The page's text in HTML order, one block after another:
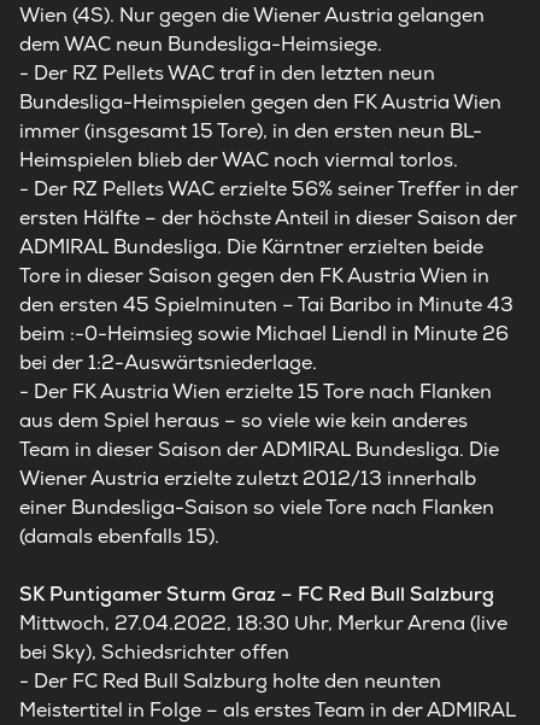
Wien (4S). Nur gegen die Wiener Austria gelangen
dem WAC neun Bundesliga-Heimsiege.
- Der RZ Pellets WAC traf in den letzten neun
Bundesliga-Heimspielen gegen den FK Austria Wien
immer (insgesamt 15 Tore), in den ersten neun BL-
Heimspielen blieb der WAC noch viermal torlos.
- Der RZ Pellets WAC erzielte 56% seiner Treffer in der
ersten Hälfte – der höchste Anteil in dieser Saison der
ADMIRAL Bundesliga. Die Kärntner erzielten beide
Tore in dieser Saison gegen den FK Austria Wien in
den ersten 45 Spielminuten – Tai Baribo in Minute 43
beim :-0-Heimsieg sowie Michael Liendl in Minute 26
bei der 1:2-Auswärtsniederlage.
- Der FK Austria Wien erzielte 15 Tore nach Flanken
aus dem Spiel heraus – so viele wie kein anderes
Team in dieser Saison der ADMIRAL Bundesliga. Die
Wiener Austria erzielte zuletzt 2012/13 innerhalb
einer Bundesliga-Saison so viele Tore nach Flanken
(damals ebenfalls 15).
SK Puntigamer Sturm Graz – FC Red Bull Salzburg
Mittwoch, 27.04.2022, 18:30 Uhr, Merkur Arena (live
bei Sky), Schiedsrichter offen
- Der FC Red Bull Salzburg holte den neunten
Meistertitel in Folge – als erstes Team in der ADMIRAL